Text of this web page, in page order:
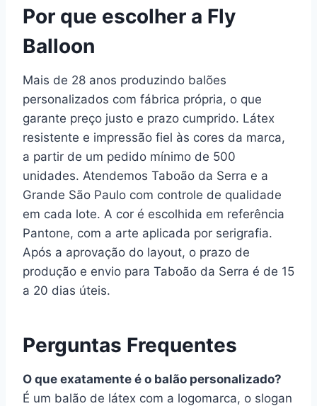
Por que escolher a Fly
Balloon
Mais de 28 anos produzindo balões
personalizados com fábrica própria, o que
garante preço justo e prazo cumprido. Látex
resistente e impressão fiel às cores da marca,
a partir de um pedido mínimo de 500
unidades. Atendemos Taboão da Serra e a
Grande São Paulo com controle de qualidade
em cada lote. A cor é escolhida em referência
Pantone, com a arte aplicada por serigrafia.
Após a aprovação do layout, o prazo de
produção e envio para Taboão da Serra é de 15
a 20 dias úteis.
Perguntas Frequentes
O que exatamente é o balão personalizado?
É um balão de látex com a logomarca, o slogan